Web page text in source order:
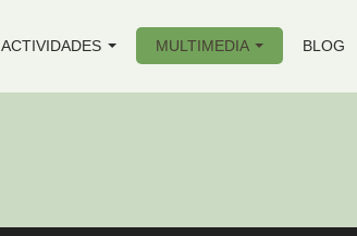
ACTIVIDADES MULTIMEDIA BLOG